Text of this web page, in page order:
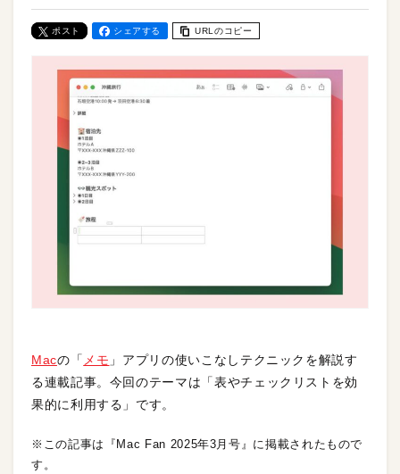
ポスト シェアする URLのコピー
Macの「 メモ 」アプリの使いこなしテクニックを解説す
る連載記事。今回のテーマは「表やチェックリストを効
果的に利用する」です。
※この記事は『Mac Fan 2025年3月号』に掲載されたもので
す。